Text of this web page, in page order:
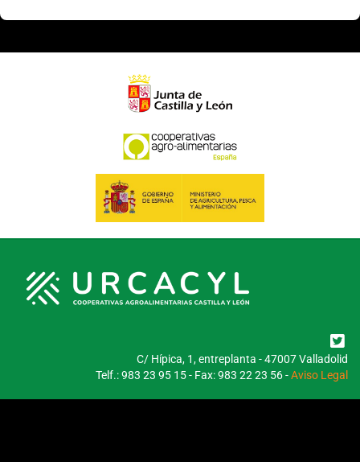
C/ Hípica, 1, entreplanta - 47007 Valladolid
Telf.: 983 23 95 15 - Fax: 983 22 23 56 -Aviso Legal